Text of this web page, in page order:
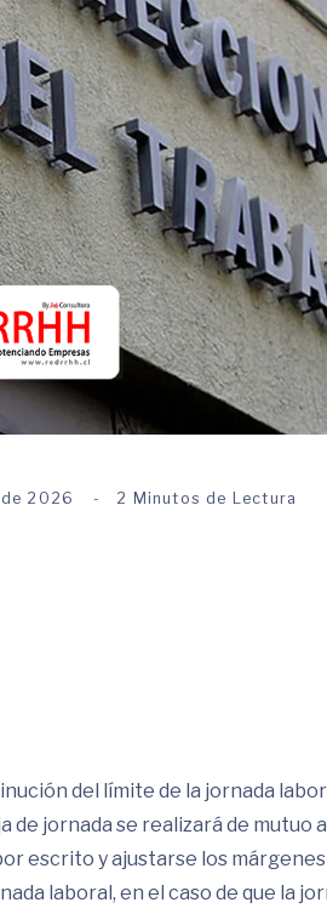
2026 2 Minutos de Lectura
del límite de la jornada
de jornada se realizará de mutuo
escrito y ajustarse los márgenes
laboral, en el caso de que la